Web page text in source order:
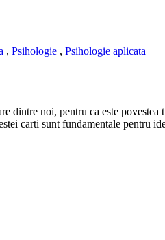
, Psihologie , Psihologie aplicata
noi, pentru ca este povestea
carti sunt fundamentale pentru